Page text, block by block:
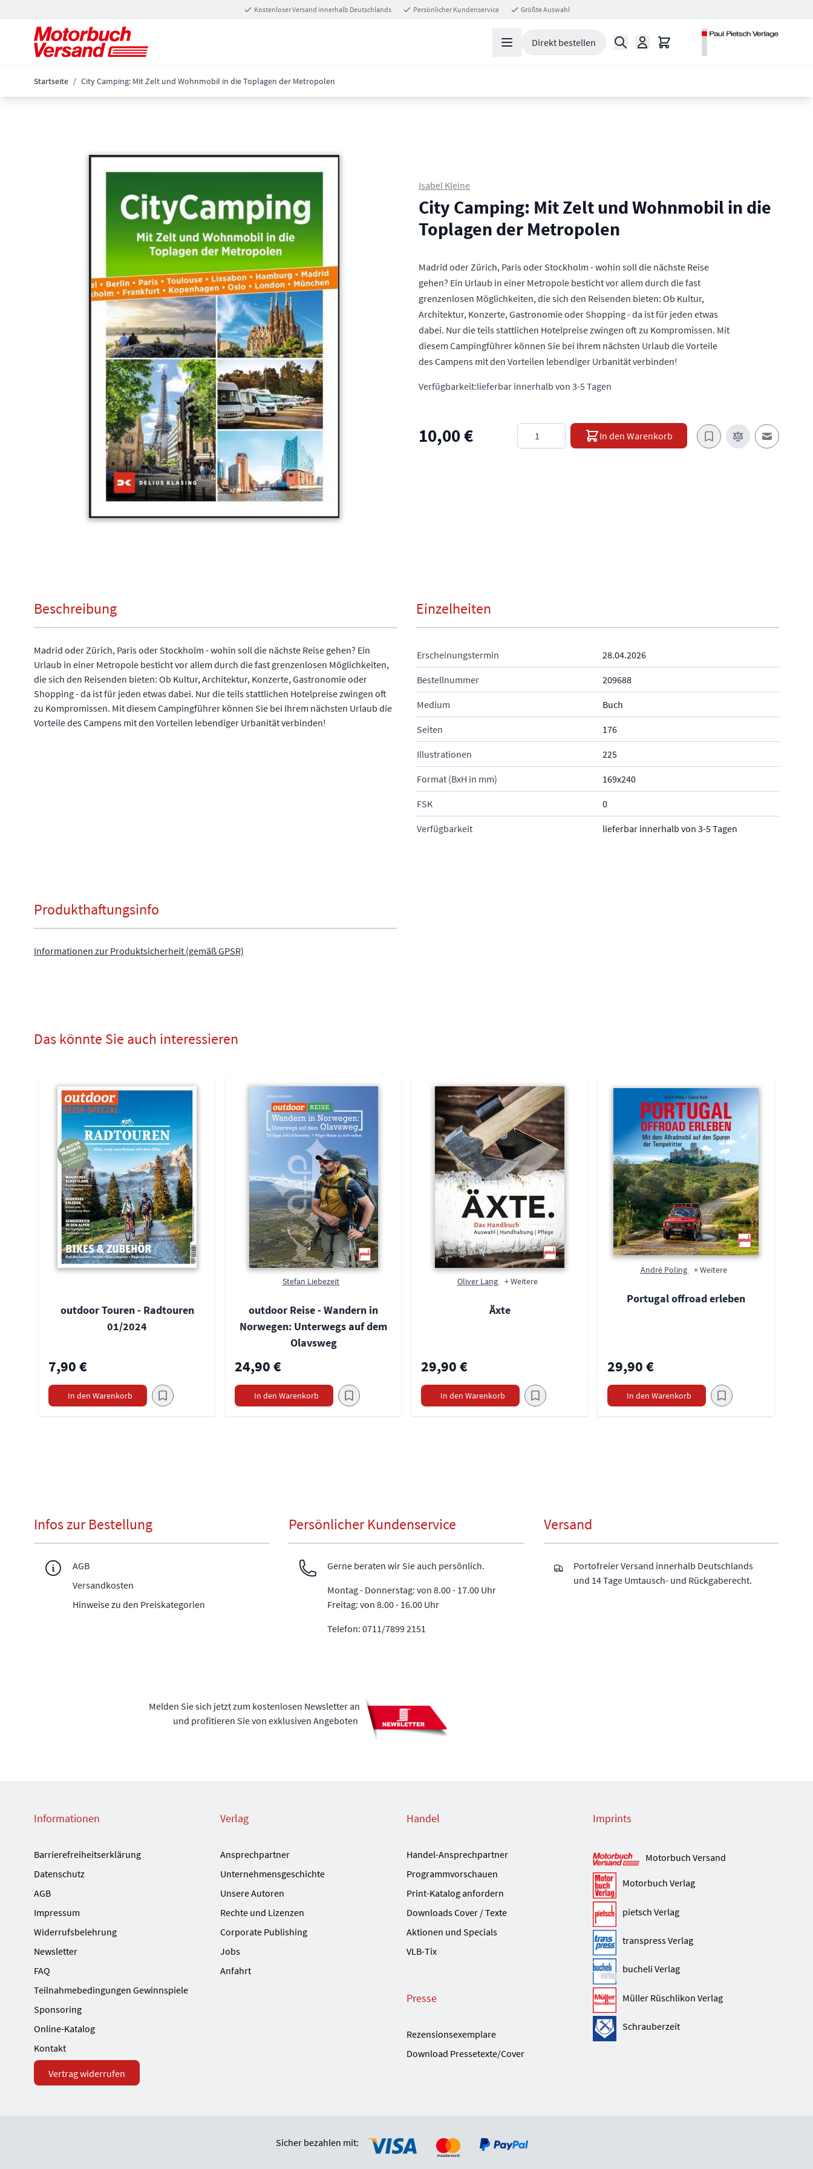
Kostenloser Versand innerhalb Deutschlands Persönlicher Kundenservice Größte Auswahl
Direkt bestellen Suche Warenkorb
Startseite / City Camping: Mit Zelt und Wohnmobil in die Toplagen der Metropolen
Isabel Kleine
City Camping: Mit Zelt und Wohnmobil in die
Toplagen der Metropolen
Click to view image in fullscreen
Madrid oder Zürich, Paris oder Stockholm - wohin soll die nächste Reise
gehen? Ein Urlaub in einer Metropole besticht vor allem durch die fast
grenzenlosen Möglichkeiten, die sich den Reisenden bieten: Ob Kultur,
Architektur, Konzerte, Gastronomie oder Shopping - da ist für jeden etwas
dabei. Nur die teils stattlichen Hotelpreise zwingen oft zu Kompromissen. Mit
diesem Campingführer können Sie bei Ihrem nächsten Urlaub die Vorteile
des Campens mit den Vorteilen lebendiger Urbanität verbinden!
Verfügbarkeit:lieferbar innerhalb von 3-5 Tagen
10,00 € In den Warenkorb
E-Mail an
Beschreibung
Madrid oder Zürich, Paris oder Stockholm - wohin soll die nächste Reise gehen? Ein
Urlaub in einer Metropole besticht vor allem durch die fast grenzenlosen Möglichkeiten,
die sich den Reisenden bieten: Ob Kultur, Architektur, Konzerte, Gastronomie oder
Shopping - da ist für jeden etwas dabei. Nur die teils stattlichen Hotelpreise zwingen oft
zu Kompromissen. Mit diesem Campingführer können Sie bei Ihrem nächsten Urlaub die
Vorteile des Campens mit den Vorteilen lebendiger Urbanität verbinden!
Einzelheiten
Erscheinungstermin 28.04.2026
Bestellnummer 209688
Medium Buch
Seiten 176
Illustrationen 225
Format (BxH in mm) 169x240
FSK 0
Verfügbarkeit lieferbar innerhalb von 3-5 Tagen
Produkthaftungsinfo
Informationen zur Produktsicherheit (gemäß GPSR)
Das könnte Sie auch interessieren
outdoor Touren - Radtouren
01/2024
7,90 €
In den Warenkorb
Stefan Liebezeit
outdoor Reise - Wandern in
Norwegen: Unterwegs auf dem
Olavsweg
24,90 €
In den Warenkorb
Oliver Lang + Weitere
Äxte
29,90 €
In den Warenkorb
André Poling + Weitere
Portugal offroad erleben
29,90 €
In den Warenkorb
Infos zur Bestellung
AGB
Versandkosten
Hinweise zu den Preiskategorien
Persönlicher Kundenservice
Gerne beraten wir Sie auch persönlich.
Montag - Donnerstag: von 8.00 - 17.00 Uhr
Freitag: von 8.00 - 16.00 Uhr
Telefon: 0711/7899 2151
Versand
Portofreier Versand innerhalb Deutschlands
und 14 Tage Umtausch- und Rückgaberecht.
Melden Sie sich jetzt zum kostenlosen Newsletter an
und profitieren Sie von exklusiven Angeboten
Informationen
Barrierefreiheitserklärung
Datenschutz
AGB
Impressum
Widerrufsbelehrung
Newsletter
FAQ
Teilnahmebedingungen Gewinnspiele
Sponsoring
Online-Katalog
Kontakt
Vertrag widerrufen
Verlag
Ansprechpartner
Unternehmensgeschichte
Unsere Autoren
Rechte und Lizenzen
Corporate Publishing
Jobs
Anfahrt
Handel
Handel-Ansprechpartner
Programmvorschauen
Print-Katalog anfordern
Downloads Cover / Texte
Aktionen und Specials
VLB-Tix
Presse
Rezensionsexemplare
Download Pressetexte/Cover
Imprints
Motorbuch Versand
Motorbuch Verlag
pietsch Verlag
transpress Verlag
bucheli Verlag
Müller Rüschlikon Verlag
Schrauberzeit
Sicher bezahlen mit: